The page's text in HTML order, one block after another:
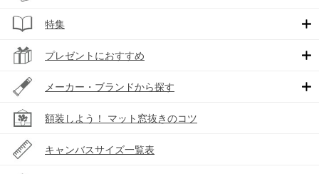
特集
プレゼントにおすすめ
メーカー・ブランドから探す
額装しよう！ マット窓抜きのコツ
キャンバスサイズ一覧表